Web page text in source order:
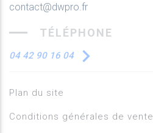
contact@dwpro.fr
TÉLÉPHONE
04 42 90 16 04
Plan du site
Conditions générales de vente